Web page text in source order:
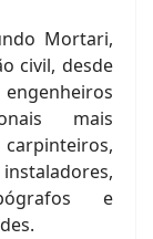
Mortari,
civil, desde
mais
e